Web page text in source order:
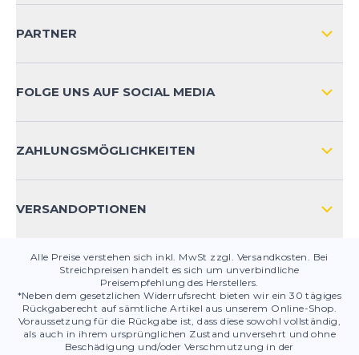
KONTAKT
PRODUKTSICHERHEIT
PARTNER
FOLGE UNS AUF SOCIAL MEDIA
ZAHLUNGSMÖGLICHKEITEN
VERSANDOPTIONEN
Alle Preise verstehen sich inkl. MwSt zzgl. Versandkosten. Bei
Streichpreisen handelt es sich um unverbindliche
Preisempfehlung des Herstellers.
*Neben dem gesetzlichen Widerrufsrecht bieten wir ein 30 tägiges
Rückgaberecht auf sämtliche Artikel aus unserem Online-Shop.
Voraussetzung für die Rückgabe ist, dass diese sowohl vollständig,
als auch in ihrem ursprünglichen Zustand unversehrt und ohne
Beschädigung und/oder Verschmutzung in der